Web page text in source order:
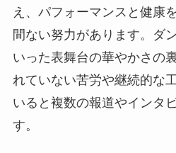
え、パフォーマンスと健康
間ない努力があります。ダ
いった表舞台の華やかさの
れていない苦労や継続的な
いると複数の報道やインタ
す。